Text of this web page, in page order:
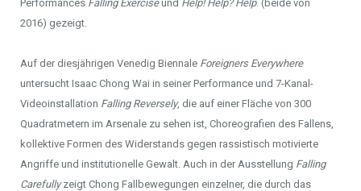
Performances Falling Exerciseund Help! Help? Help. (beide von
2016) gezeigt.
Auf der diesjährigen Venedig Biennale Foreigners Everywhere
untersucht Isaac Chong Wai in seiner Performance und 7-Kanal-
Videoinstallation Falling Reversely, die auf einer Fläche von 300
Quadratmetern im Arsenale zu sehen ist, Choreografien des Fallens,
kollektive Formen des Widerstands gegen rassistisch motivierte
Angriffe und institutionelle Gewalt. Auch in der Ausstellung Falling
Carefullyzeigt Chong Fallbewegungen einzelner, die durch das